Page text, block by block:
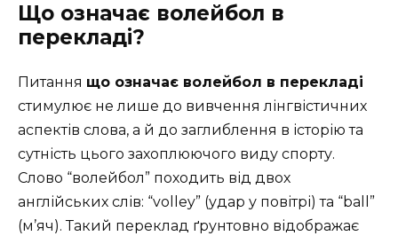
Що означає волейбол в
перекладі?
Питання що означає волейбол в перекладі
стимулює не лише до вивчення лінгвістичних
аспектів слова, а й до заглиблення в історію та
сутність цього захоплюючого виду спорту.
Слово “волейбол” походить від двох
англійських слів: “volley” (удар у повітрі) та “ball”
(м’яч). Такий переклад ґрунтовно відображає